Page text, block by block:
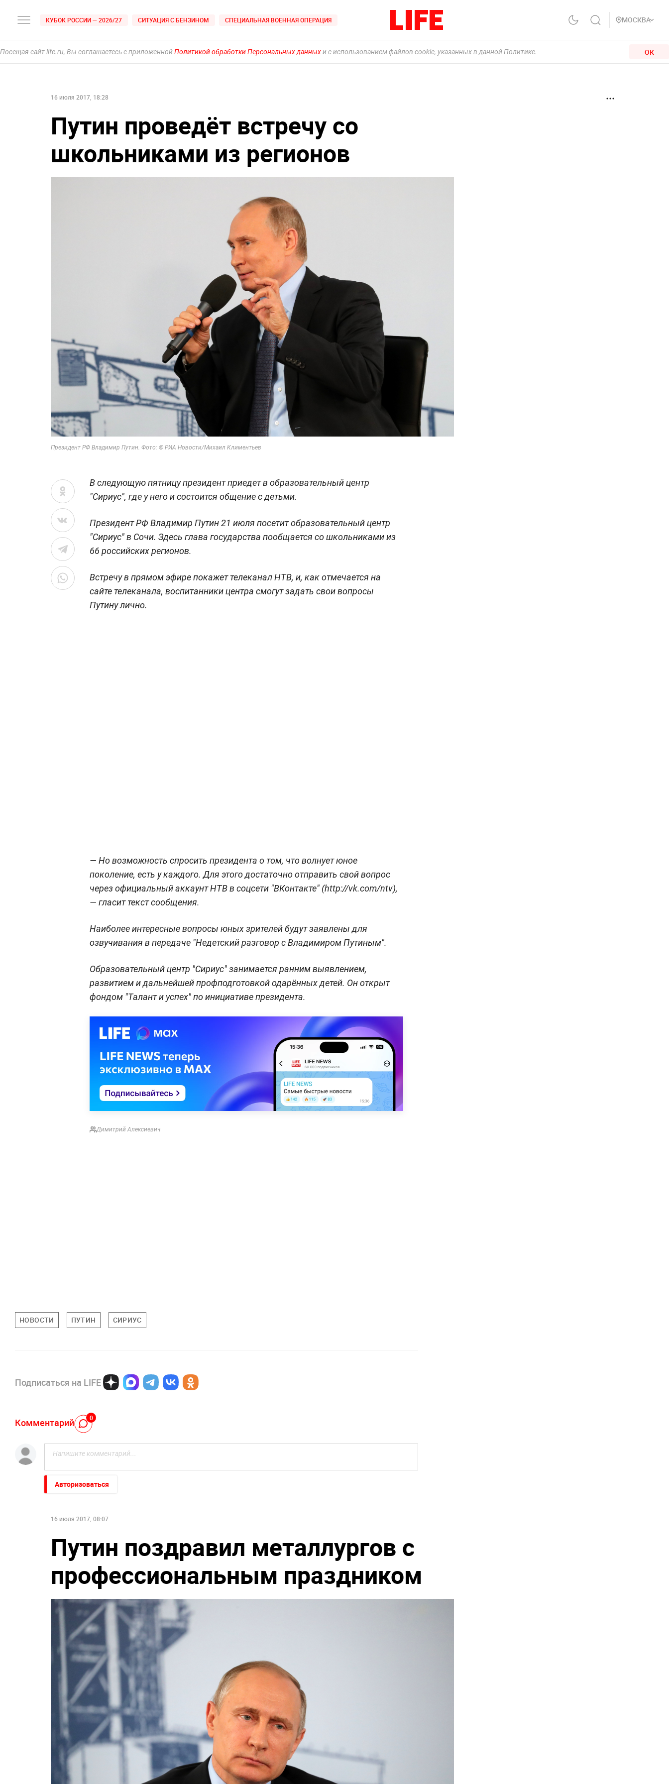
КУБОК РОССИИ — 2026/27 СИТУАЦИЯ С БЕНЗИНОМ СПЕЦИАЛЬНАЯ ВОЕННАЯ ОПЕРАЦИЯ МОСКВА
Посещая сайт life.ru, Вы соглашаетесь с приложеннойПолитикой обработки Персональных данныхи с использованием файлов cookie, указанных в данной Политике. ОК
16 июля 2017, 18:28
Путин проведёт встречу со
школьниками из регионов
Президент РФ Владимир Путин. Фото: © РИА Новости/Михаил Климентьев
В следующую пятницу президент приедет в образовательный центр
"Сириус", где у него и состоится общение с детьми.
Президент РФ Владимир Путин 21 июля посетит образовательный центр
"Сириус" в Сочи. Здесь глава государства пообщается со школьниками из
66 российских регионов.
Встречу в прямом эфире покажет телеканал НТВ, и, как отмечается на
сайте телеканала, воспитанники центра смогут задать свои вопросы
Путину лично.
— Но возможность спросить президента о том, что волнует юное
поколение, есть у каждого. Для этого достаточно отправить свой вопрос
через официальный аккаунт НТВ в соцсети "ВКонтакте" (http://vk.com/ntv),
— гласит текст сообщения.
Наиболее интересные вопросы юных зрителей будут заявлены для
озвучивания в передаче "Недетский разговор с Владимиром Путиным".
Образовательный центр "Сириус" занимается ранним выявлением,
развитием и дальнейшей профподготовкой одарённых детей. Он открыт
фондом "Талант и успех" по инициативе президента.
Димитрий Алексиевич
НОВОСТИ ПУТИН СИРИУС
Подписаться на LIFE
Комментарий 0
Авторизоваться
16 июля 2017, 08:07
Путин поздравил металлургов с
профессиональным праздником